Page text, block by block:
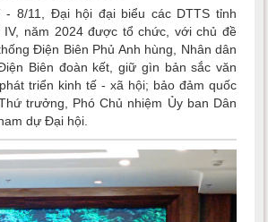
- 8/11, Đại hội đại biểu các DTTS tỉnh
năm 2024 được tổ chức, với chủ đề
Điện Biên Phủ Anh hùng, Nhân dân
Biên đoàn kết, giữ gìn bản sắc văn
triển kinh tế - xã hội; bảo đảm quốc
trưởng, Phó Chủ nhiệm Ủy ban Dân
dự Đại hội.